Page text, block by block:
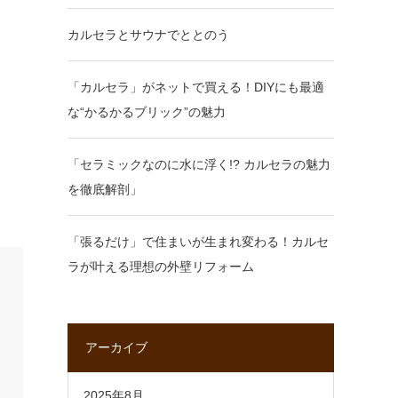
カルセラとサウナでととのう
「カルセラ」がネットで買える！DIYにも最適
な“かるかるブリック”の魅力
「セラミックなのに水に浮く!? カルセラの魅力
を徹底解剖」
「張るだけ」で住まいが生まれ変わる！カルセ
ラが叶える理想の外壁リフォーム
アーカイブ